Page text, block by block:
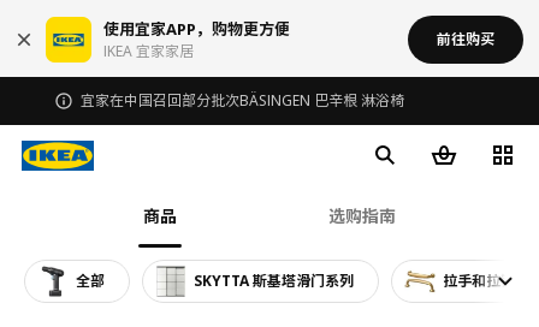
使用宜家APP，购物更方便
IKEA 宜家家居
前往购买
宜家在中国召回部分批次BÄSINGEN 巴辛根 淋浴椅
商品 选购指南
全部 SKYTTA 斯基塔滑门系列 拉手和拉钮